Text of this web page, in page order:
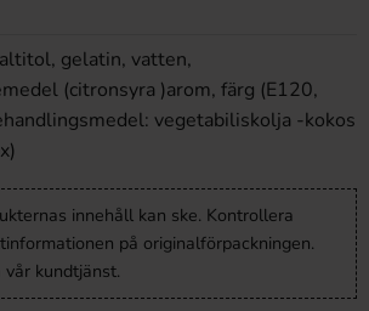
gelatin, vatten,
(citronsyra )arom, färg (E120,
vegetabiliskolja -kokos
innehåll kan ske. Kontrollera
på originalförpackningen.
kundtjänst.